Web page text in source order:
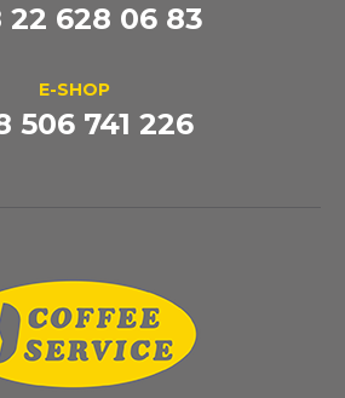
22 628 06 83
E-SHOP
506 741 226